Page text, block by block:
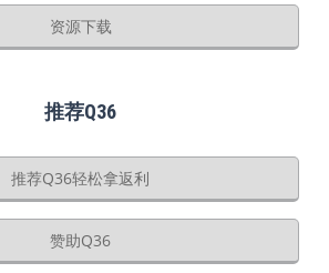
资源下载
推荐Q36
推荐Q36轻松拿返利
赞助Q36